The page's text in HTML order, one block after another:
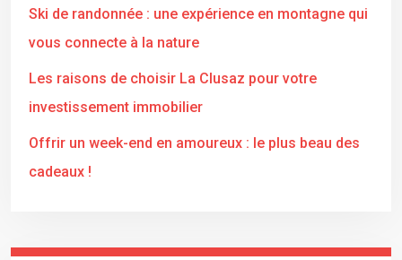
Ski de randonnée : une expérience en montagne qui
vous connecte à la nature
Les raisons de choisir La Clusaz pour votre
investissement immobilier
Offrir un week-end en amoureux : le plus beau des
cadeaux !